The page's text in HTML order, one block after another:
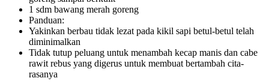
1 sdm bawang merah goreng
Panduan:
Yakinkan berbau tidak lezat pada kikil sapi betul-betul telah
diminimalkan
Tidak tutup peluang untuk menambah kecap manis dan cabe
rawit rebus yang digerus untuk membuat bertambah cita-
rasanya